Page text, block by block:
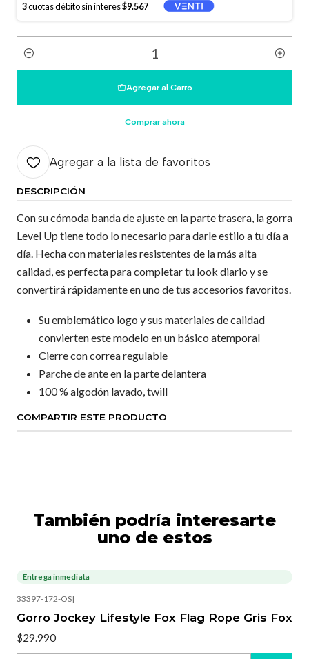
3cuotas débito sin interes$9.567
Cantidad
Agregar al Carro
Comprar ahora
Agregar a la lista de favoritos
DESCRIPCIÓN
Con su cómoda banda de ajuste en la parte trasera, la gorra
Level Up tiene todo lo necesario para darle estilo a tu día a
día. Hecha con materiales resistentes de la más alta
calidad, es perfecta para completar tu look diario y se
convertirá rápidamente en uno de tus accesorios favoritos.
Su emblemático logo y sus materiales de calidad
convierten este modelo en un básico atemporal
Cierre con correa regulable
Parche de ante en la parte delantera
100 % algodón lavado, twill
COMPARTIR ESTE PRODUCTO
También podría interesarte
uno de estos
Entrega inmediata
33397-172-OS|
Gorro Jockey Lifestyle Fox Flag Rope Gris Fox
$29.990